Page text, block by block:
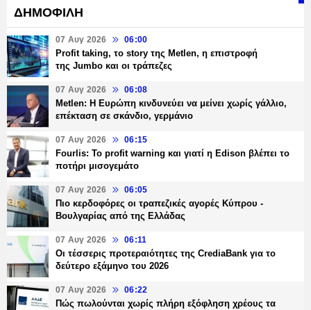
ΔΗΜΟΦΙΛΗ
07 Αυγ 2026 06:00
Profit taking, το story της Metlen, η επιστροφή
της Jumbo και οι τράπεζες
07 Αυγ 2026 06:08
Metlen: Η Ευρώπη κινδυνεύει να μείνει χωρίς γάλλιο,
επέκταση σε σκάνδιο, γερμάνιο
07 Αυγ 2026 06:15
Fourlis: Το profit warning και γιατί η Edison βλέπει το
ποτήρι μισογεμάτο
07 Αυγ 2026 06:05
Πιο κερδοφόρες οι τραπεζικές αγορές Κύπρου -
Βουλγαρίας από της Ελλάδας
07 Αυγ 2026 06:11
Οι τέσσερις προτεραιότητες της CrediaBank για το
δεύτερο εξάμηνο του 2026
07 Αυγ 2026 06:22
Πώς πωλούνται χωρίς πλήρη εξόφληση χρέους τα